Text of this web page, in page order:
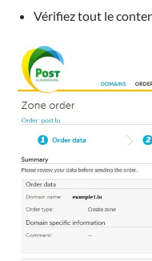
Vérifieztout le